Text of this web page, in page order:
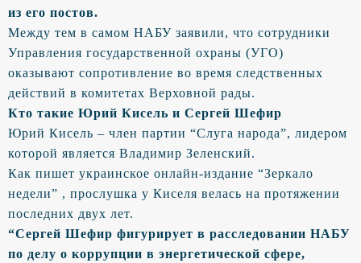
из его постов.
Между тем в самом НАБУ заявили, что сотрудники
Управления государственной охраны (УГО)
оказывают сопротивление во время следственных
действий в комитетах Верховной рады.
Кто такие Юрий Кисель и Сергей Шефир
Юрий Кисель – член партии “Слуга народа”, лидером
которой является Владимир Зеленский.
Как пишет украинское онлайн-издание “Зеркало
недели” , прослушка у Киселя велась на протяжении
последних двух лет.
“Сергей Шефир фигурирует в расследовании НАБУ
по делу о коррупции в энергетической сфере,